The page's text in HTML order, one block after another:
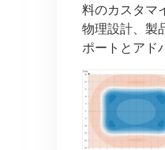
料のカスタマ
物理設計、製
ポートとアド